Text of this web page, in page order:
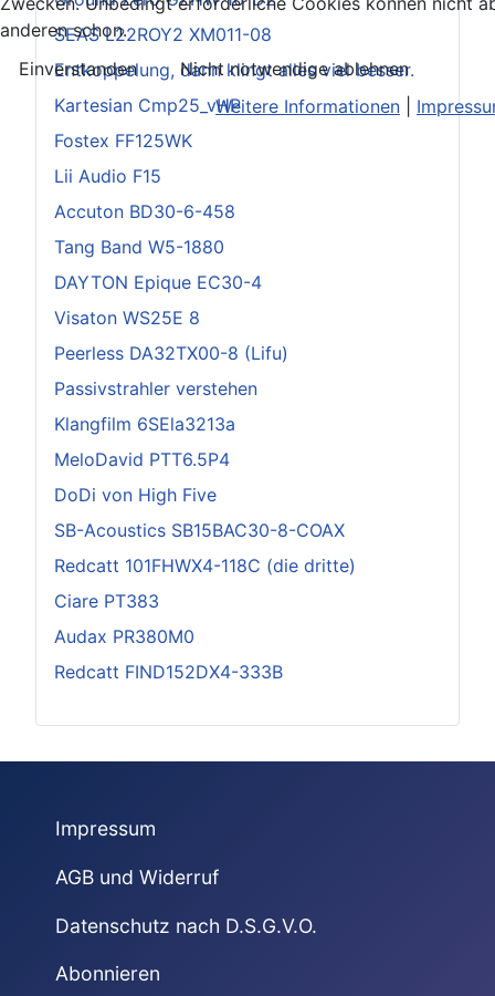
SEAS L22ROY2 XM011-08
Entkoppelung, dann klingt alles viel besser.
Kartesian Cmp25_vHP
Fostex FF125WK
Lii Audio F15
Accuton BD30-6-458
Tang Band W5-1880
DAYTON Epique EC30-4
Visaton WS25E 8
Peerless DA32TX00-8 (Lifu)
Passivstrahler verstehen
Klangfilm 6SEla3213a
MeloDavid PTT6.5P4
DoDi von High Five
SB-Acoustics SB15BAC30-8-COAX
Redcatt 101FHWX4-118C (die dritte)
Ciare PT383
Audax PR380M0
Redcatt FIND152DX4-333B
Impressum
AGB und Widerruf
Datenschutz nach D.S.G.V.O.
Abonnieren
anderen schon.
Einverstanden
Nicht notwendige ablehnen
Weitere Informationen